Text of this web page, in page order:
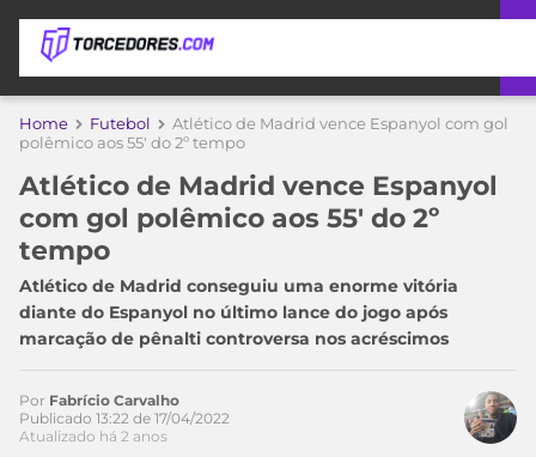
APOSTAS
DE
APOSTA
MELHORES
SITES
DE
APOSTAS
2026
COPA
DO
MUNDO
TIMES
MEU
TIME
CAMPEONATOS
Home Futebol
Atlético de Madrid vence Espanyol com gol
polêmico aos 55′ do 2º tempo
Atlético de Madrid vence Espanyol
com gol polêmico aos 55′ do 2º
tempo
Atlético de Madrid conseguiu uma enorme vitória
diante do Espanyol no último lance do jogo após
marcação de pênalti controversa nos acréscimos
Por Fabrício Carvalho
Publicado 13:22 de 17/04/2022
Atualizado há 2 anos